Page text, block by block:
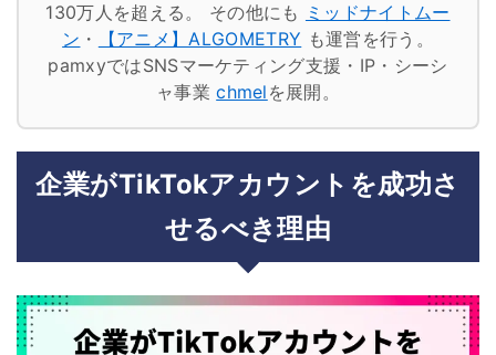
130万人を超える。
その他にも ミッドナイトムー
ン ・ 【アニメ】ALGOMETRY も運営を行う。
pamxyではSNSマーケティング支援・IP・シーシ
ャ事業chmel を展開。
企業がTikTokアカウントを成功さ
せるべき理由